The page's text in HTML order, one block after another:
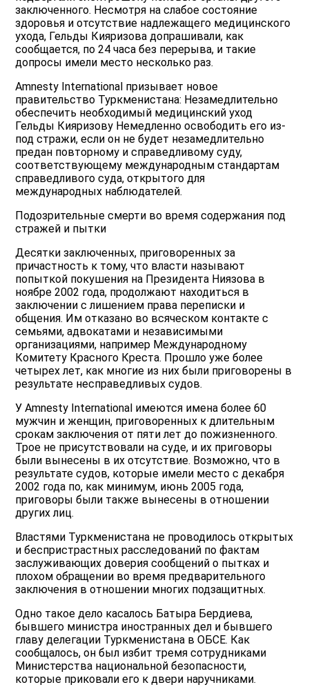
заключенного. Несмотря на слабое состояние
здоровья и отсутствие надлежащего медицинского
ухода, Гельды Кияризова допрашивали, как
сообщается, по 24 часа без перерыва, и такие
допросы имели место несколько раз.
Amnesty International призывает новое
правительство Туркменистана: Незамедлительно
обеспечить необходимый медицинский уход
Гельды Кияризову Немедленно освободить его из-
под стражи, если он не будет незамедлительно
предан повторному и справедливому суду,
соответствующему международным стандартам
справедливого суда, открытого для
международных наблюдателей.
Подозрительные смерти во время содержания под
стражей и пытки
Десятки заключенных, приговоренных за
причастность к тому, что власти называют
попыткой покушения на Президента Ниязова в
ноябре 2002 года, продолжают находиться в
заключении с лишением права переписки и
общения. Им отказано во всяческом контакте с
семьями, адвокатами и независимыми
организациями, например Международному
Комитету Красного Креста. Прошло уже более
четырех лет, как многие из них были приговорены в
результате несправедливых судов.
У Amnesty International имеются имена более 60
мужчин и женщин, приговоренных к длительным
срокам заключения от пяти лет до пожизненного.
Трое не присутствовали на суде, и их приговоры
были вынесены в их отсутствие. Возможно, что в
результате судов, которые имели место с декабря
2002 года по, как минимум, июнь 2005 года,
приговоры были также вынесены в отношении
других лиц.
Властями Туркменистана не проводилось открытых
и беспристрастных расследований по фактам
заслуживающих доверия сообщений о пытках и
плохом обращении во время предварительного
заключения в отношении многих подзащитных.
Одно такое дело касалось Батыра Бердиева,
бывшего министра иностранных дел и бывшего
главу делегации Туркменистана в ОБСЕ. Как
сообщалось, он был избит тремя сотрудниками
Министерства национальной безопасности,
которые приковали его к двери наручниками.